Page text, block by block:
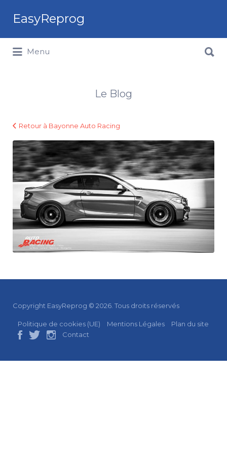
EasyReprog
Menu
Le Blog
Retour à Bayonne Auto Racing
Copyright EasyReprog © 2026. Tous droits réservés
Politique de cookies (UE) Mentions Légales
Plan du site
Contact